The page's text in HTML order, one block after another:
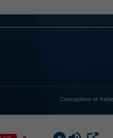
Conception et